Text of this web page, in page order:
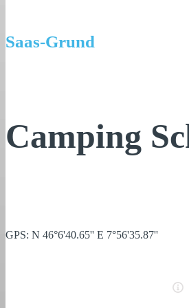
Saas-Grund
Camping
GPS: N 46°6'40.65'' E 7°56'35.87''